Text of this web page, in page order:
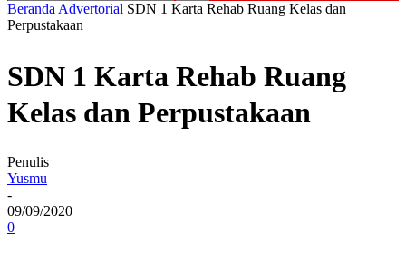
Beranda Advertorial SDN 1 Karta Rehab Ruang Kelas dan
Perpustakaan
SDN 1 Karta Rehab Ruang
Kelas dan Perpustakaan
Penulis
Yusmu
-
09/09/2020
0